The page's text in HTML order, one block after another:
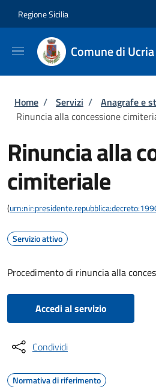
Regione Sicilia
Comune di Ucria
Briciole di pane
Home / Servizi / Anagrafe e
Rinuncia alla concessione
Rinuncia alla
cimiteriale
(
Servizio attivo
Procedimento di rinuncia alla
Accedi al servizio
Condividi
Normativa di riferimento